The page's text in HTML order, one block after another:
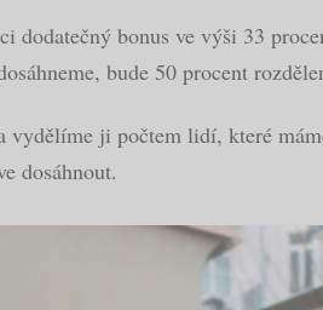
dodatečný bonus ve výši 33
bude 50 procent
vydělíme ji počtem lidí, které
dosáhnout.